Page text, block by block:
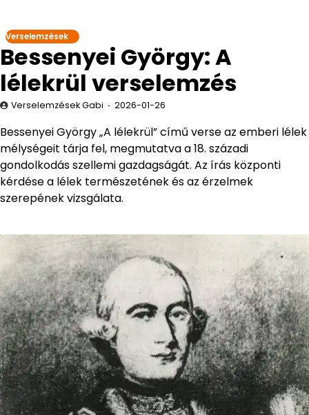
Verselemzések
Bessenyei György: A
lélekrül verselemzés
Verselemzések Gabi 2026-01-26
Bessenyei György „A lélekrül” című verse az emberi lélek
mélységeit tárja fel, megmutatva a 18. századi
gondolkodás szellemi gazdagságát. Az írás központi
kérdése a lélek természetének és az érzelmek
szerepének vizsgálata.